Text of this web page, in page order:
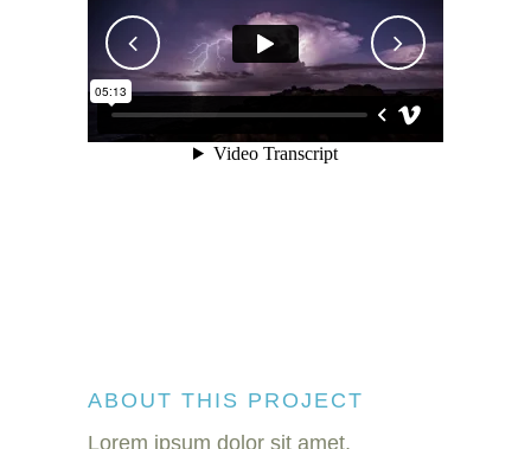
ABOUT THIS PROJECT
Lorem ipsum dolor sit amet,